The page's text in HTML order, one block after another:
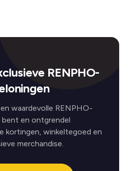
RENPHO-
waardevolle RENPHO-
bent en ontgrendel
kortingen, winkeltegoed en
merchandise.